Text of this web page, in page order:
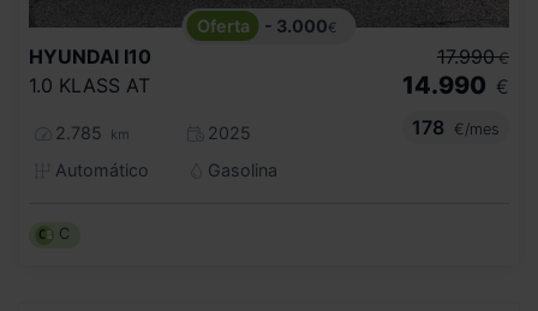
- 3.000€
HYUNDAI I10
1.0 KLASS AT
2.785 km
2025
Automático
Gasolina
17.990 €
14.990 €
178
€/mes
C